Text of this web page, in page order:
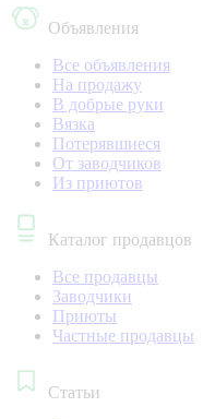
Объявления
Все объявления
На продажу
В добрые руки
Вязка
Потерявшиеся
От заводчиков
Из приютов
Каталог продавцов
Все продавцы
Заводчики
Приюты
Частные продавцы
Статьи